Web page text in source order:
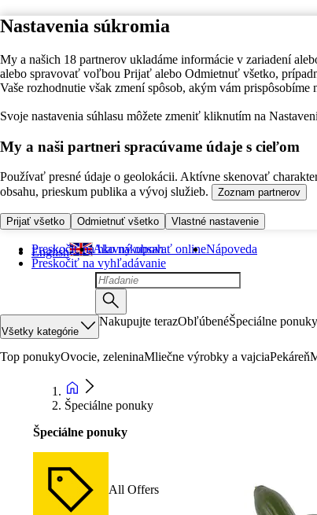
Nastavenia súkromia
My a našich 18 partnerov ukladáme informácie v zariadení
alebo spravovať voľbou Prijať alebo Odmietnuť všetko,
Vaše rozhodnutie však zmení spôsob, akým vám prispôsobíme
Svoje nastavenia súhlasu môžete zmeniť kliknutím na
My a naši partneri spracúvame údaje s cieľom
Používať presné údaje o geolokácii. Aktívne skenovať
obsahu, prieskum publika a vývoj služieb.
Zoznam partnerov
Prijať všetko Odmietnuť všetko Vlastné nastavenie
Preskočiť na hlavný obsah
Preskočiť na vyhľadávanie
English Ako nakupovať onlineNápoveda
Všetky kategórie
Nakupujte terazObľúbenéŠpeciálne ponuky
Top ponukyOvocie, zeleninaMliečne výrobky a vajciaPekáreň
Špeciálne ponuky
Špeciálne ponuky
All Offers